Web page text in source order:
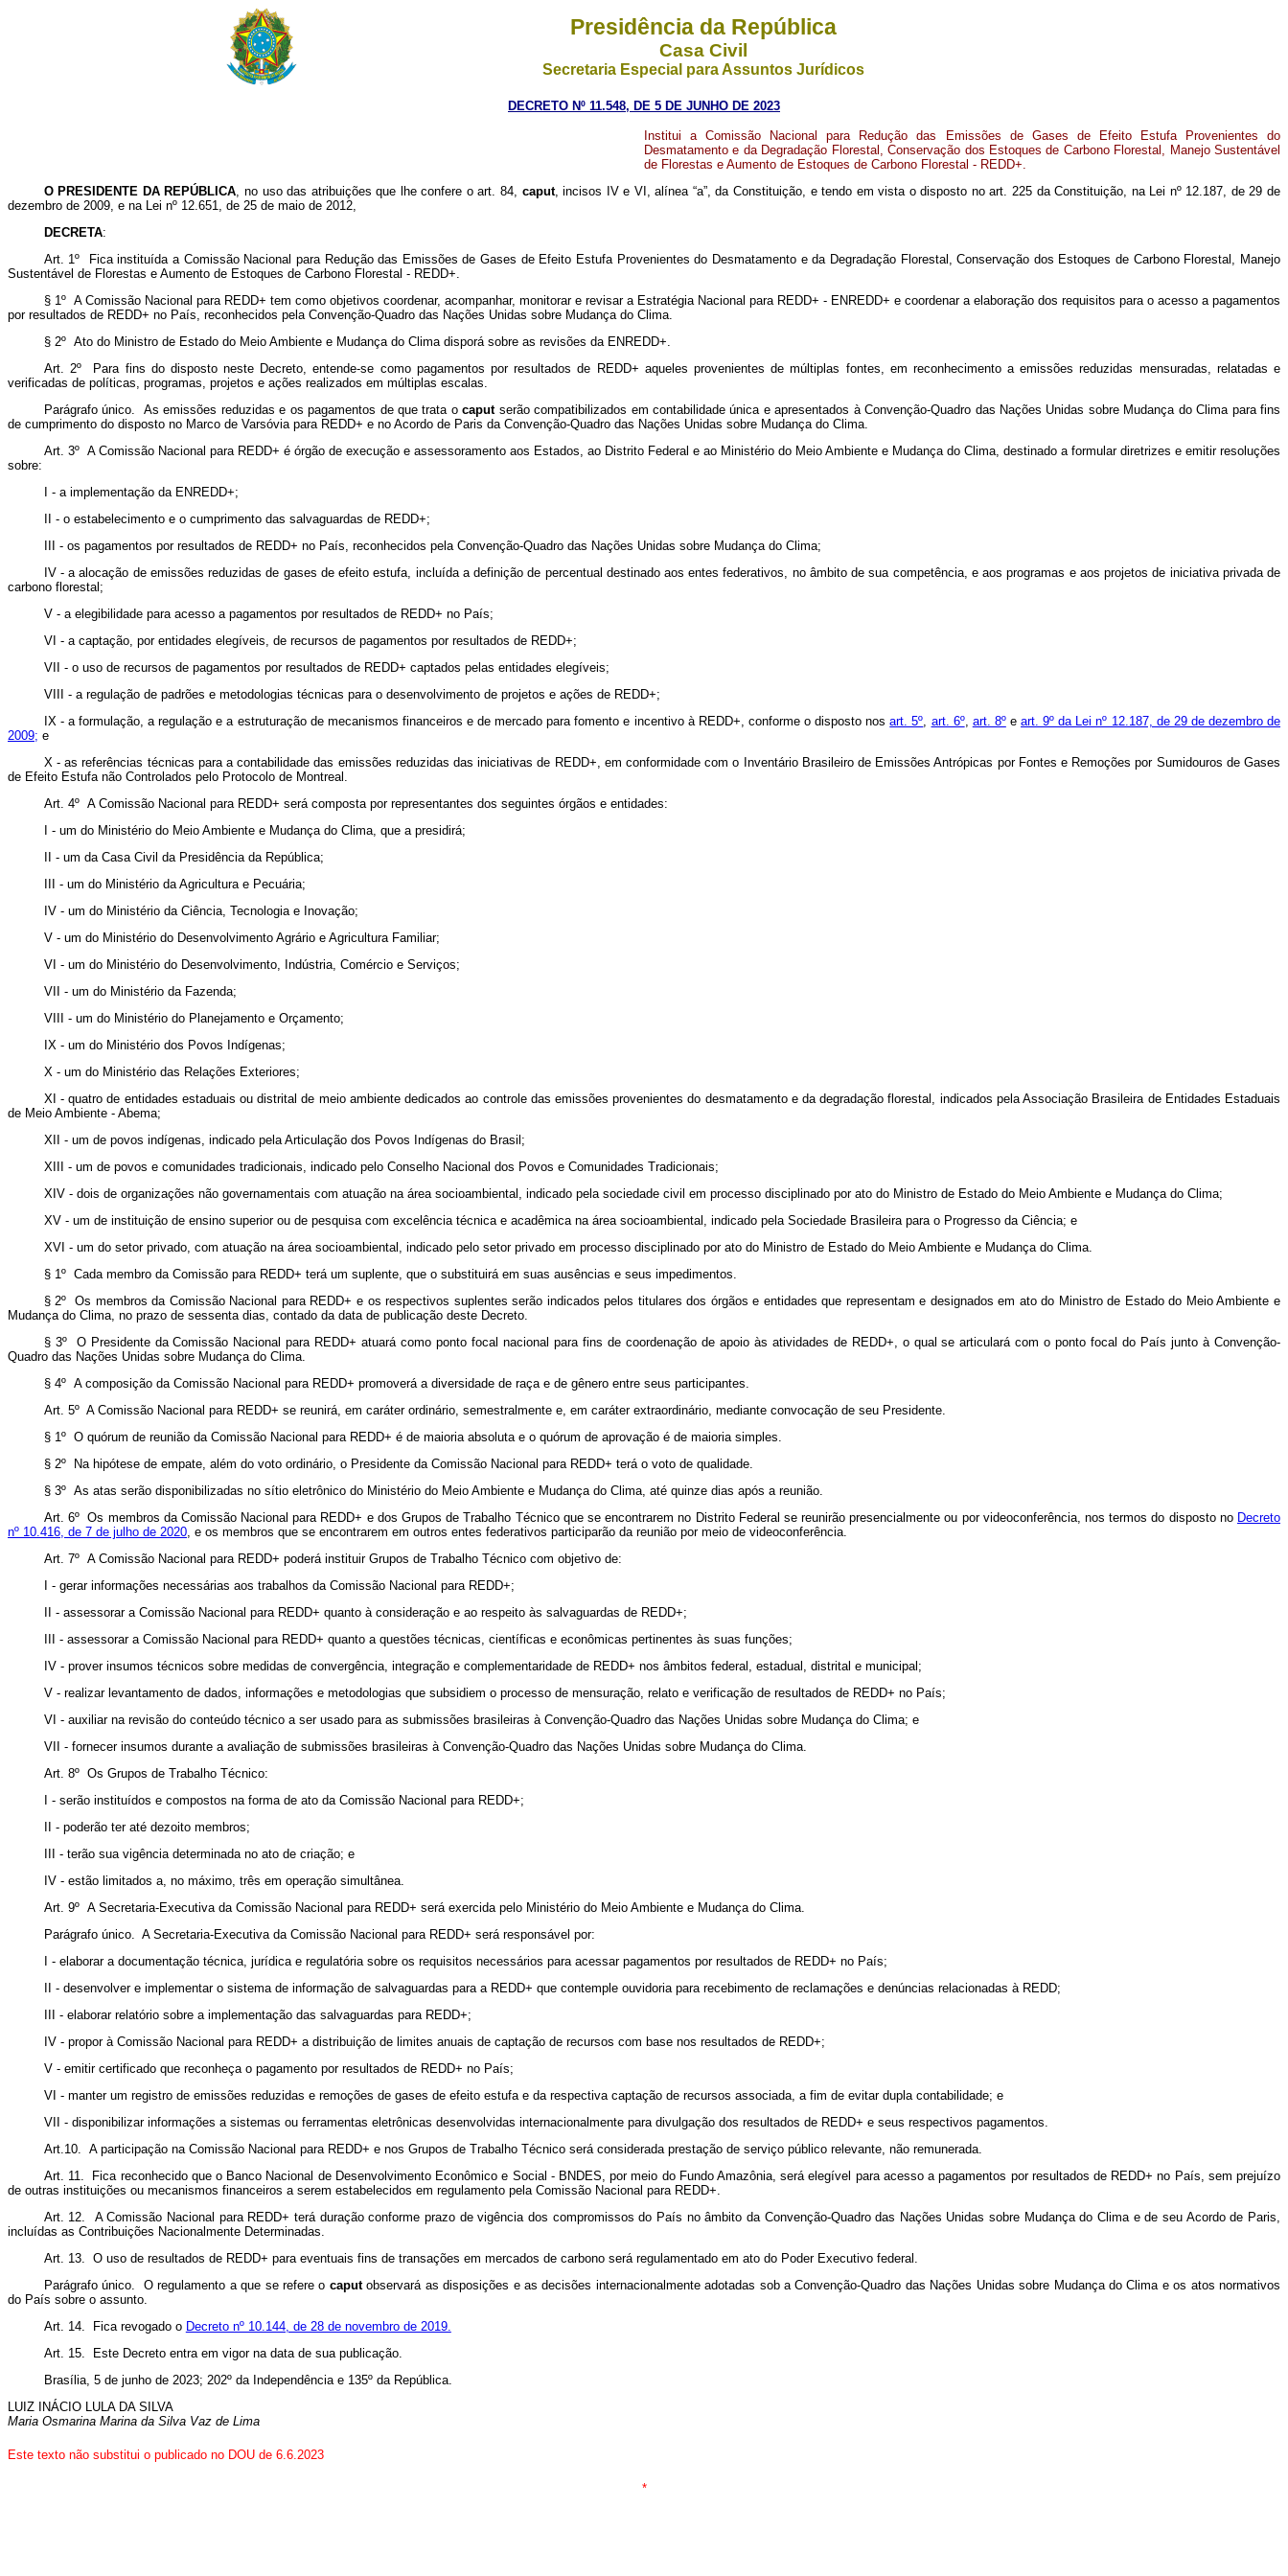
Presidência da República
Casa Civil
Secretaria Especial para Assuntos Jurídicos
DECRETO Nº 11.548, DE 5 DE JUNHO DE 2023
Institui a Comissão Nacional para Redução das Emissões de Gases de Efeito Estufa Provenientes do
Desmatamento e da Degradação Florestal, Conservação dos Estoques de Carbono Florestal, Manejo Sustentável
de Florestas e Aumento de Estoques de Carbono Florestal - REDD+.
O PRESIDENTE DA REPÚBLICA, no uso das atribuições que lhe confere o art. 84, caput, incisos IV e VI, alínea “a”, da Constituição, e tendo em vista o disposto no art. 225 da Constituição, na Lei nº 12.187, de 29 de
dezembro de 2009, e na Lei nº 12.651, de 25 de maio de 2012,
DECRETA:
Art. 1º Fica instituída a Comissão Nacional para Redução das Emissões de Gases de Efeito Estufa Provenientes do Desmatamento e da Degradação Florestal, Conservação dos Estoques de Carbono Florestal, Manejo
Sustentável de Florestas e Aumento de Estoques de Carbono Florestal - REDD+.
§ 1º A Comissão Nacional para REDD+ tem como objetivos coordenar, acompanhar, monitorar e revisar a Estratégia Nacional para REDD+ - ENREDD+ e coordenar a elaboração dos requisitos para o acesso a pagamentos
por resultados de REDD+ no País, reconhecidos pela Convenção-Quadro das Nações Unidas sobre Mudança do Clima.
§ 2º Ato do Ministro de Estado do Meio Ambiente e Mudança do Clima disporá sobre as revisões da ENREDD+.
Art. 2º Para fins do disposto neste Decreto, entende-se como pagamentos por resultados de REDD+ aqueles provenientes de múltiplas fontes, em reconhecimento a emissões reduzidas mensuradas, relatadas e
verificadas de políticas, programas, projetos e ações realizados em múltiplas escalas.
Parágrafo único. As emissões reduzidas e os pagamentos de que trata ocaputserão compatibilizados em contabilidade única e apresentados à Convenção-Quadro das Nações Unidas sobre Mudança do Clima para fins
de cumprimento do disposto no Marco de Varsóvia para REDD+ e no Acordo de Paris da Convenção-Quadro das Nações Unidas sobre Mudança do Clima.
Art. 3º A Comissão Nacional para REDD+ é órgão de execução e assessoramento aos Estados, ao Distrito Federal e ao Ministério do Meio Ambiente e Mudança do Clima, destinado a formular diretrizes e emitir resoluções
sobre:
I - a implementação da ENREDD+;
II - o estabelecimento e o cumprimento das salvaguardas de REDD+;
III - os pagamentos por resultados de REDD+ no País, reconhecidos pela Convenção-Quadro das Nações Unidas sobre Mudança do Clima;
IV - a alocação de emissões reduzidas de gases de efeito estufa, incluída a definição de percentual destinado aos entes federativos, no âmbito de sua competência, e aos programas e aos projetos de iniciativa privada de
carbono florestal;
V - a elegibilidade para acesso a pagamentos por resultados de REDD+ no País;
VI - a captação, por entidades elegíveis, de recursos de pagamentos por resultados de REDD+;
VII - o uso de recursos de pagamentos por resultados de REDD+ captados pelas entidades elegíveis;
VIII - a regulação de padrões e metodologias técnicas para o desenvolvimento de projetos e ações de REDD+;
IX - a formulação, a regulação e a estruturação de mecanismos financeiros e de mercado para fomento e incentivo à REDD+, conforme o disposto nosart. 5º, art. 6º, art. 8ºeart. 9º da Lei nº 12.187, de 29 de dezembro de
2009; e
X - as referências técnicas para a contabilidade das emissões reduzidas das iniciativas de REDD+, em conformidade com o Inventário Brasileiro de Emissões Antrópicas por Fontes e Remoções por Sumidouros de Gases
de Efeito Estufa não Controlados pelo Protocolo de Montreal.
Art. 4º A Comissão Nacional para REDD+ será composta por representantes dos seguintes órgãos e entidades:
I - um do Ministério do Meio Ambiente e Mudança do Clima, que a presidirá;
II - um da Casa Civil da Presidência da República;
III - um do Ministério da Agricultura e Pecuária;
IV - um do Ministério da Ciência, Tecnologia e Inovação;
V - um do Ministério do Desenvolvimento Agrário e Agricultura Familiar;
VI - um do Ministério do Desenvolvimento, Indústria, Comércio e Serviços;
VII - um do Ministério da Fazenda;
VIII - um do Ministério do Planejamento e Orçamento;
IX - um do Ministério dos Povos Indígenas;
X - um do Ministério das Relações Exteriores;
XI - quatro de entidades estaduais ou distrital de meio ambiente dedicados ao controle das emissões provenientes do desmatamento e da degradação florestal, indicados pela Associação Brasileira de Entidades Estaduais
de Meio Ambiente - Abema;
XII - um de povos indígenas, indicado pela Articulação dos Povos Indígenas do Brasil;
XIII - um de povos e comunidades tradicionais, indicado pelo Conselho Nacional dos Povos e Comunidades Tradicionais;
XIV - dois de organizações não governamentais com atuação na área socioambiental, indicado pela sociedade civil em processo disciplinado por ato do Ministro de Estado do Meio Ambiente e Mudança do Clima;
XV - um de instituição de ensino superior ou de pesquisa com excelência técnica e acadêmica na área socioambiental, indicado pela Sociedade Brasileira para o Progresso da Ciência; e
XVI - um do setor privado, com atuação na área socioambiental, indicado pelo setor privado em processo disciplinado por ato do Ministro de Estado do Meio Ambiente e Mudança do Clima.
§ 1º Cada membro da Comissão para REDD+ terá um suplente, que o substituirá em suas ausências e seus impedimentos.
§ 2º Os membros da Comissão Nacional para REDD+ e os respectivos suplentes serão indicados pelos titulares dos órgãos e entidades que representam e designados em ato do Ministro de Estado do Meio Ambiente e
Mudança do Clima, no prazo de sessenta dias, contado da data de publicação deste Decreto.
§ 3º O Presidente da Comissão Nacional para REDD+ atuará como ponto focal nacional para fins de coordenação de apoio às atividades de REDD+, o qual se articulará com o ponto focal do País junto à Convenção-
Quadro das Nações Unidas sobre Mudança do Clima.
§ 4º A composição da Comissão Nacional para REDD+ promoverá a diversidade de raça e de gênero entre seus participantes.
Art. 5º A Comissão Nacional para REDD+ se reunirá, em caráter ordinário, semestralmente e, em caráter extraordinário, mediante convocação de seu Presidente.
§ 1º O quórum de reunião da Comissão Nacional para REDD+ é de maioria absoluta e o quórum de aprovação é de maioria simples.
§ 2º Na hipótese de empate, além do voto ordinário, o Presidente da Comissão Nacional para REDD+ terá o voto de qualidade.
§ 3º As atas serão disponibilizadas no sítio eletrônico do Ministério do Meio Ambiente e Mudança do Clima, até quinze dias após a reunião.
Art. 6º Os membros da Comissão Nacional para REDD+ e dos Grupos de Trabalho Técnico que se encontrarem no Distrito Federal se reunirão presencialmente ou por videoconferência, nos termos do disposto no Decreto
nº 10.416, de 7 de julho de 2020, e os membros que se encontrarem em outros entes federativos participarão da reunião por meio de videoconferência.
Art. 7º A Comissão Nacional para REDD+ poderá instituir Grupos de Trabalho Técnico com objetivo de:
I - gerar informações necessárias aos trabalhos da Comissão Nacional para REDD+;
II - assessorar a Comissão Nacional para REDD+ quanto à consideração e ao respeito às salvaguardas de REDD+;
III - assessorar a Comissão Nacional para REDD+ quanto a questões técnicas, científicas e econômicas pertinentes às suas funções;
IV - prover insumos técnicos sobre medidas de convergência, integração e complementaridade de REDD+ nos âmbitos federal, estadual, distrital e municipal;
V - realizar levantamento de dados, informações e metodologias que subsidiem o processo de mensuração, relato e verificação de resultados de REDD+ no País;
VI - auxiliar na revisão do conteúdo técnico a ser usado para as submissões brasileiras à Convenção-Quadro das Nações Unidas sobre Mudança do Clima; e
VII - fornecer insumos durante a avaliação de submissões brasileiras à Convenção-Quadro das Nações Unidas sobre Mudança do Clima.
Art. 8º Os Grupos de Trabalho Técnico:
I - serão instituídos e compostos na forma de ato da Comissão Nacional para REDD+;
II - poderão ter até dezoito membros;
III - terão sua vigência determinada no ato de criação; e
IV - estão limitados a, no máximo, três em operação simultânea.
Art. 9º A Secretaria-Executiva da Comissão Nacional para REDD+ será exercida pelo Ministério do Meio Ambiente e Mudança do Clima.
Parágrafo único. A Secretaria-Executiva da Comissão Nacional para REDD+ será responsável por:
I - elaborar a documentação técnica, jurídica e regulatória sobre os requisitos necessários para acessar pagamentos por resultados de REDD+ no País;
II - desenvolver e implementar o sistema de informação de salvaguardas para a REDD+ que contemple ouvidoria para recebimento de reclamações e denúncias relacionadas à REDD;
III - elaborar relatório sobre a implementação das salvaguardas para REDD+;
IV - propor à Comissão Nacional para REDD+ a distribuição de limites anuais de captação de recursos com base nos resultados de REDD+;
V - emitir certificado que reconheça o pagamento por resultados de REDD+ no País;
VI - manter um registro de emissões reduzidas e remoções de gases de efeito estufa e da respectiva captação de recursos associada, a fim de evitar dupla contabilidade; e
VII - disponibilizar informações a sistemas ou ferramentas eletrônicas desenvolvidas internacionalmente para divulgação dos resultados de REDD+ e seus respectivos pagamentos.
Art.10. A participação na Comissão Nacional para REDD+ e nos Grupos de Trabalho Técnico será considerada prestação de serviço público relevante, não remunerada.
Art. 11. Fica reconhecido que o Banco Nacional de Desenvolvimento Econômico e Social - BNDES, por meio do Fundo Amazônia, será elegível para acesso a pagamentos por resultados de REDD+ no País, sem prejuízo
de outras instituições ou mecanismos financeiros a serem estabelecidos em regulamento pela Comissão Nacional para REDD+.
Art. 12. A Comissão Nacional para REDD+ terá duração conforme prazo de vigência dos compromissos do País no âmbito da Convenção-Quadro das Nações Unidas sobre Mudança do Clima e de seu Acordo de Paris,
incluídas as Contribuições Nacionalmente Determinadas.
Art. 13. O uso de resultados de REDD+ para eventuais fins de transações em mercados de carbono será regulamentado em ato do Poder Executivo federal.
Parágrafo único. O regulamento a que se refere o caputobservará as disposições e as decisões internacionalmente adotadas sob a Convenção-Quadro das Nações Unidas sobre Mudança do Clima e os atos normativos
do País sobre o assunto.
Art. 14. Fica revogado o Decreto nº 10.144, de 28 de novembro de 2019.
Art. 15. Este Decreto entra em vigor na data de sua publicação.
Brasília, 5 de junho de 2023; 202º da Independência e 135º da República.
LUIZ INÁCIO LULA DA SILVA
Maria Osmarina Marina da Silva Vaz de Lima
Este texto não substitui o publicado no DOU de 6.6.2023
*